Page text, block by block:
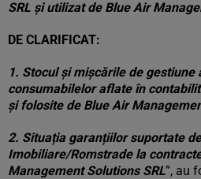
SRL și utilizat de Blue Air
DE CLARIFICAT:
1. Stocul și mișcările de gestiune
consumabilelor aflate în
și folosite de Blue Air
2. Situația garanțiilor suportate
Imobiliare/Romstrade la
Management Solutions SRL”, au